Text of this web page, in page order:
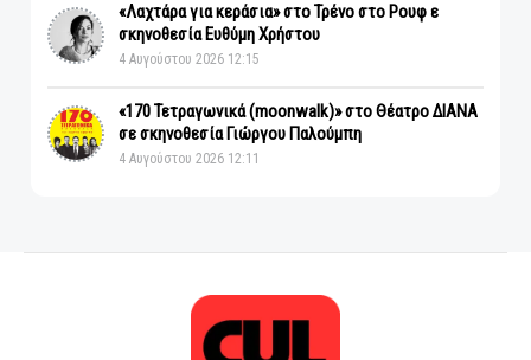
«Λαχτάρα για κεράσια» στο Τρένο στο Ρουφ ε
σκηνοθεσία Ευθύμη Χρήστου
4 Αυγούστου 2026 12:15
«170 Τετραγωνικά (moonwalk)» στο Θέατρο ΔΙΑΝΑ
σε σκηνοθεσία Γιώργου Παλούμπη
4 Αυγούστου 2026 12:11